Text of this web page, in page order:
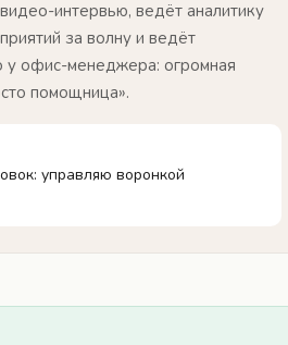
интервью, ведёт аналитику
за волну и ведёт
у офис-менеджера: огромная
помощница».
управляю воронкой